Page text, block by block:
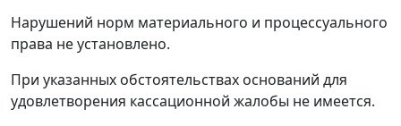
Нарушений норм материального и процессуального
права не установлено.
При указанных обстоятельствах оснований для
удовлетворения кассационной жалобы не имеется.